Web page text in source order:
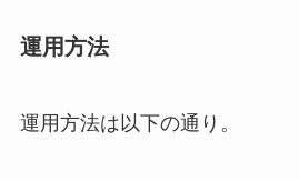
運用方法
運用方法は以下の通り。